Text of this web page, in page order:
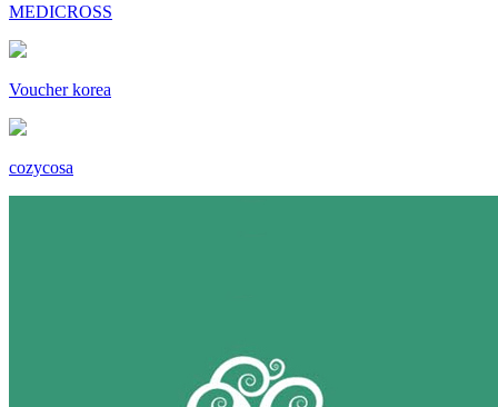
MEDICROSS
Voucher korea
cozycosa